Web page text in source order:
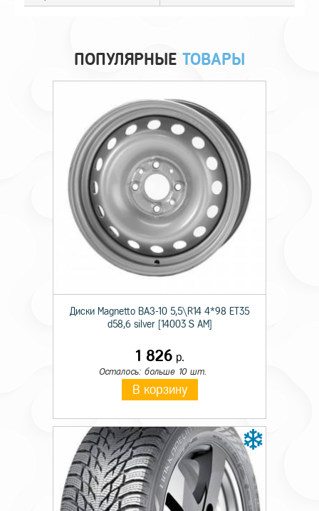
Технические характеристики
Происхождение товара Имп.
Диаметр резьбы
Длина резьбы болта
Размер под ключ
Цвет крепежного элемента хром
Шаг резьбы 1,25
ПОПУЛЯРНЫЕ ТОВАРЫ
Диски Magnetto ВАЗ-10 5,5\R14 4*98 ET35
d58,6 silver [14003 S AM]
1 826р.
Осталось: больше 10 шт.
В корзину